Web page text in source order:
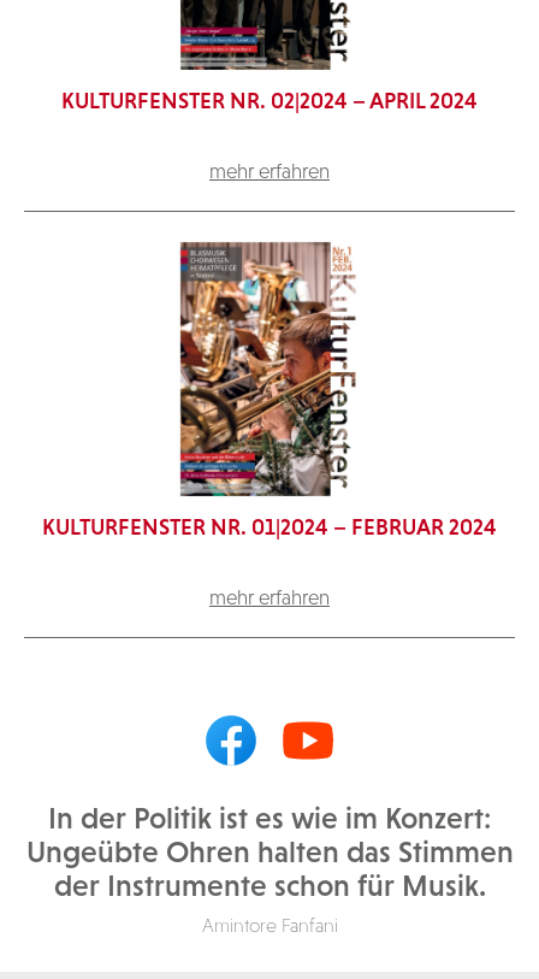
KULTURFENSTER NR. 02|2024 – APRIL 2024
mehr erfahren
KULTURFENSTER NR. 01|2024 – FEBRUAR 2024
mehr erfahren
In der Politik ist es wie im Konzert:
Ungeübte Ohren halten das Stimmen
der Instrumente schon für Musik.
Amintore Fanfani